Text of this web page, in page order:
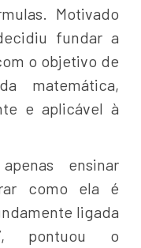
Motivado
fundar a
o objetivo de
matemática,
e aplicável à
ensinar
como ela é
ligada
pontuou o